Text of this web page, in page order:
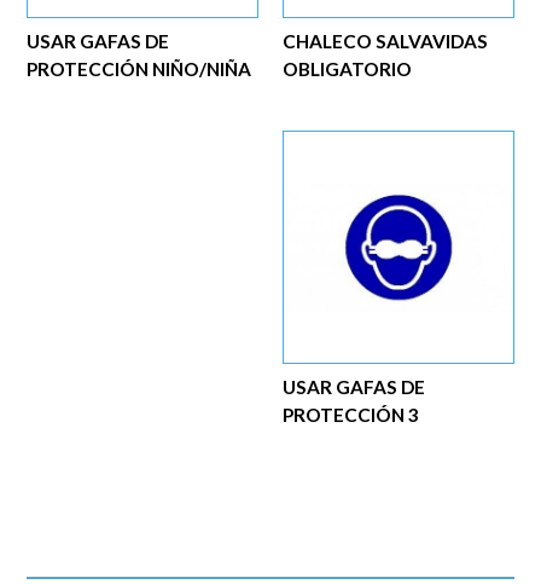
CHALECO SALVAVIDAS
OBLIGATORIO
USAR GAFAS DE
PROTECCIÓN NIÑO/NIÑA
USAR GAFAS DE
PROTECCIÓN 3